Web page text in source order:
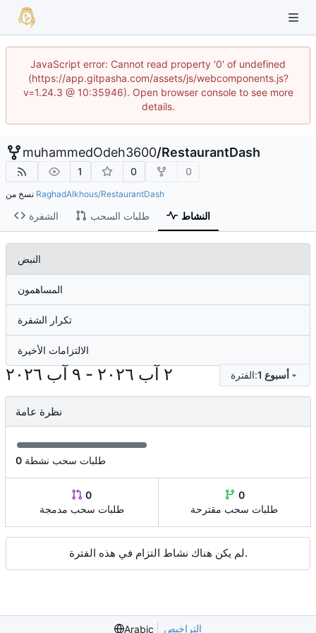
JavaScript error: Cannot read property '0' of undefined
(https://app.gitpasha.com/assets/js/webcomponents.js?
v=1.24.3 @ 10:35946). Open browser console to see more
details.
muhammedOdeh3600/RestaurantDash
1 0 0
RaghadAlkhous/RestaurantDash
الشفرة طلبات السحب النشاط
النبض
المساهمون
تكرار الشفرة
الالتزامات الأخيرة
- الفترة: 1 أسبوع
نظرة عامة
0 طلبات سحب نشطة
0
طلبات سحب مدمجة
0
طلبات سحب مقترحة
لم يكن هناك نشاط التزام في هذه الفترة.
Arabic التراخيص